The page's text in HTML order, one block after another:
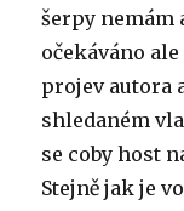
šerpy nemám
očekáváno
projev autora
shledaném
se coby host
Stejně jak je